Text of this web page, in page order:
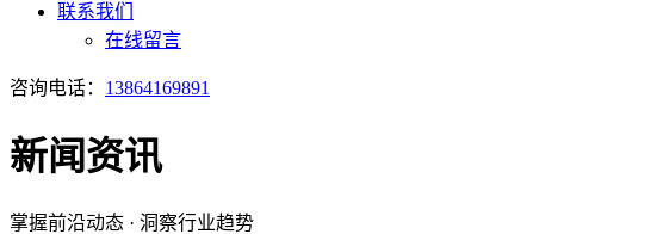
联系我们
在线留言
咨询电话： 13864169891
新闻资讯
掌握前沿动态 · 洞察行业趋势